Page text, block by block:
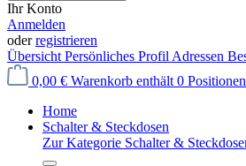
Ihr Konto
Anmelden
oderregistrieren
Übersicht Persönliches Profil Adressen
0,00 € Warenkorb enthält 0
Home
Schalter & Steckdosen
Zur Kategorie Schalter &